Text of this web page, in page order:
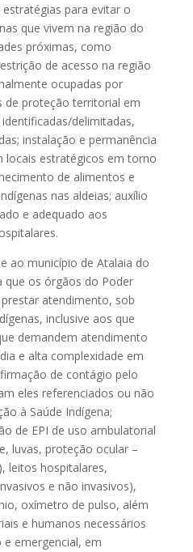
para evitar o
que vivem na região do
próximas, como
de acesso na região
ocupadas por
de proteção territorial em
delimitadas,
instalação e permanência
locais estratégicos em torno
de alimentos e
nas aldeias; auxílio
e adequado aos
ao município de Atalaia do
que os órgãos do Poder
atendimento, sob
inclusive aos que
demandem atendimento
e alta complexidade em
de contágio pelo
eles referenciados ou não
à Saúde Indígena;
de EPI de uso ambulatorial
luvas, proteção ocular –
leitos hospitalares,
e não invasivos),
oxímetro de pulso, além
e humanos necessários
emergencial, em